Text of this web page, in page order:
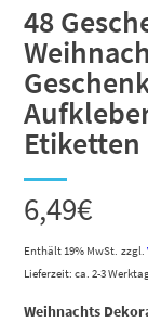
48
6,49€
Enthält 19% MwSt. zzgl.
Lieferzeit: ca. 2-3
Weihnachts